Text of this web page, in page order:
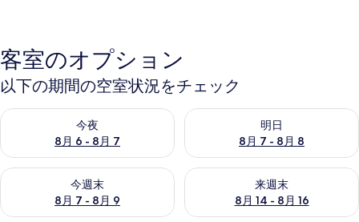
客室のオプション
以下の期間の空室状況をチェック
今夜
8月 6 - 8月 7
今夜 8月 6 - 8月 7 の空室状況をチェック
明日
8月 7 - 8月 8
明日 8月 7 - 8月 8 の空室状況
今週末
8月 7 - 8月 9
今週末 8月 7 - 8月 9 の空室状況をチェック
来週末
8月 14 - 8月 16
来週末 8月 14 - 8月 16 の空室